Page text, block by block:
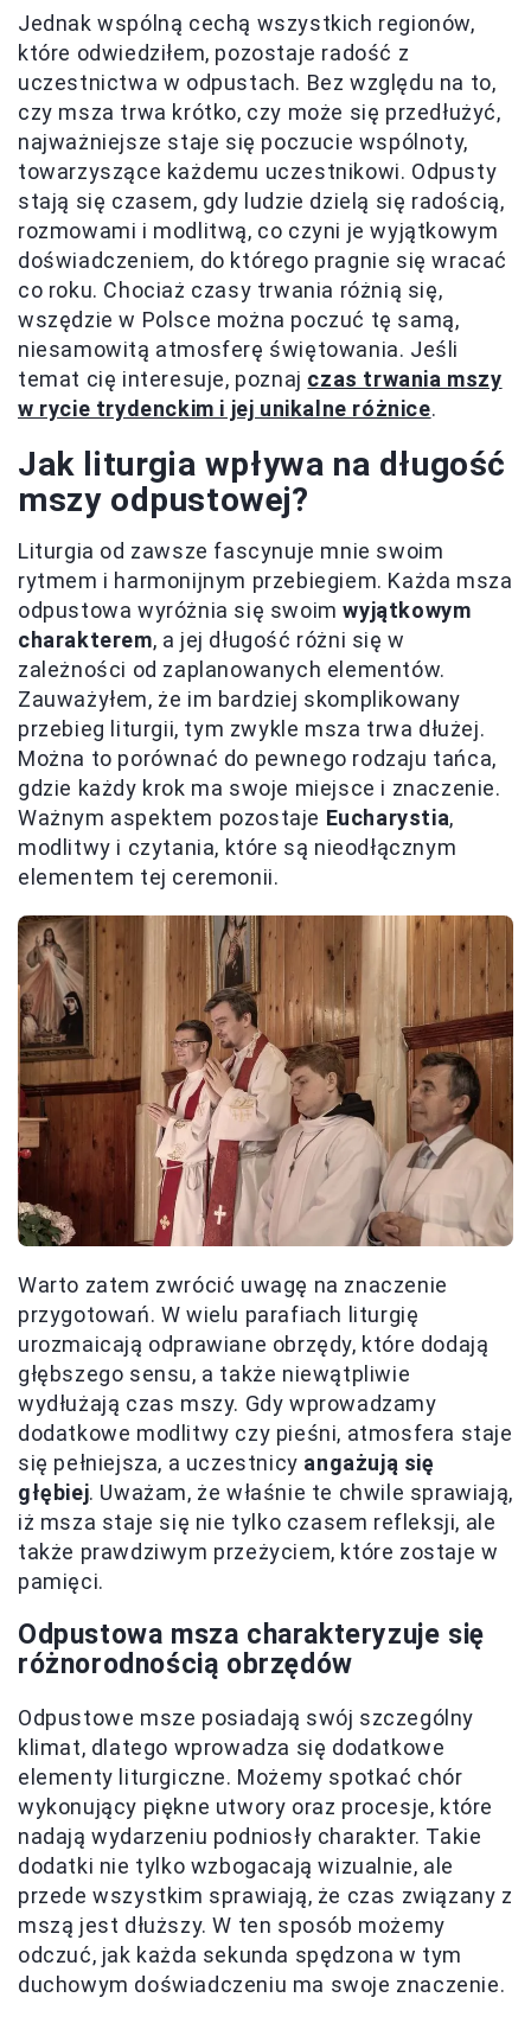
Jednak wspólną cechą wszystkich regionów,
które odwiedziłem, pozostaje radość z
uczestnictwa w odpustach. Bez względu na to,
czy msza trwa krótko, czy może się przedłużyć,
najważniejsze staje się poczucie wspólnoty,
towarzyszące każdemu uczestnikowi. Odpusty
stają się czasem, gdy ludzie dzielą się radością,
rozmowami i modlitwą, co czyni je wyjątkowym
doświadczeniem, do którego pragnie się wracać
co roku. Chociaż czasy trwania różnią się,
wszędzie w Polsce można poczuć tę samą,
niesamowitą atmosferę świętowania. Jeśli
temat cię interesuje, poznaj czas trwania mszy
w rycie trydenckim i jej unikalne różnice.
Jak liturgia wpływa na długość
mszy odpustowej?
Liturgia od zawsze fascynuje mnie swoim
rytmem i harmonijnym przebiegiem. Każda msza
odpustowa wyróżnia się swoimwyjątkowym
charakterem, a jej długość różni się w
zależności od zaplanowanych elementów.
Zauważyłem, że im bardziej skomplikowany
przebieg liturgii, tym zwykle msza trwa dłużej.
Można to porównać do pewnego rodzaju tańca,
gdzie każdy krok ma swoje miejsce i znaczenie.
Ważnym aspektem pozostaje Eucharystia,
modlitwy i czytania, które są nieodłącznym
elementem tej ceremonii.
Warto zatem zwrócić uwagę na znaczenie
przygotowań. W wielu parafiach liturgię
urozmaicają odprawiane obrzędy, które dodają
głębszego sensu, a także niewątpliwie
wydłużają czas mszy. Gdy wprowadzamy
dodatkowe modlitwy czy pieśni, atmosfera staje
się pełniejsza, a uczestnicy angażują się
głębiej. Uważam, że właśnie te chwile sprawiają,
iż msza staje się nie tylko czasem refleksji, ale
także prawdziwym przeżyciem, które zostaje w
pamięci.
Odpustowa msza charakteryzuje się
różnorodnością obrzędów
Odpustowe msze posiadają swój szczególny
klimat, dlatego wprowadza się dodatkowe
elementy liturgiczne. Możemy spotkać chór
wykonujący piękne utwory oraz procesje, które
nadają wydarzeniu podniosły charakter. Takie
dodatki nie tylko wzbogacają wizualnie, ale
przede wszystkim sprawiają, że czas związany z
mszą jest dłuższy. W ten sposób możemy
odczuć, jak każda sekunda spędzona w tym
duchowym doświadczeniu ma swoje znaczenie.